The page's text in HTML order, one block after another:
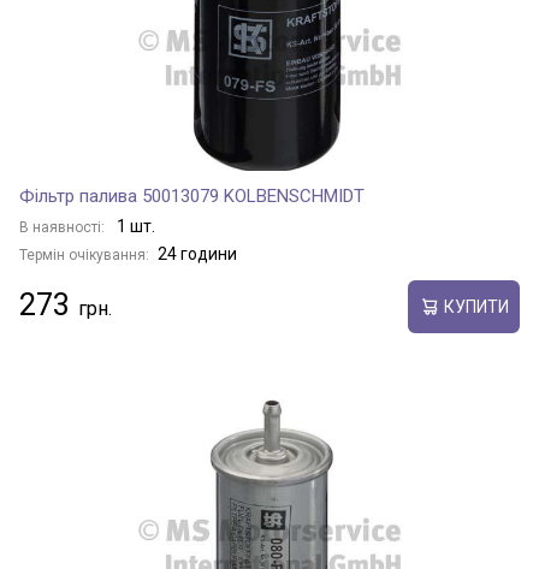
Фільтр палива 50013079 KOLBENSCHMIDT
В наявності: 1 шт.
Термін очікування: 24 години
273 КУПИТИ